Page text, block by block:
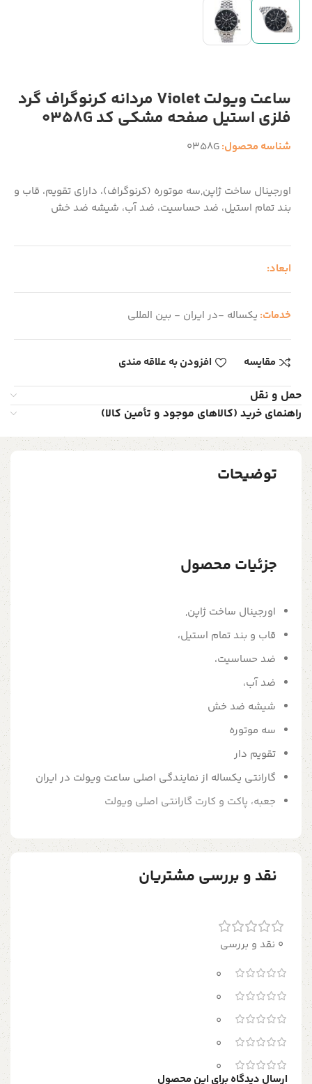
ساعت ویولت Violet مردانه کرنوگراف گرد
فلزی استیل صفحه مشکی کد 0358G
شناسه محصول:0358G
اورجینال ساخت ژاپن,سه موتوره (کرنوگراف)، دارای تقویم، قاب و
بند تمام استیل، ضد حساسیت، ضد آب، شیشه ضد خش
ابعاد:
خدمات: یکساله -در ایران - بین المللی
مقایسه افزودن به علاقه مندی
حمل و نقل
راهنمای خرید (کالاهای موجود و تأمین کالا)
توضیحات
جزئیات محصول
اورجینال ساخت ژاپن,
قاب و بند تمام استیل،
ضد حساسیت،
ضد آب،
شیشه ضد خش
سه موتوره
تقویم دار
گارانتی یکساله از نمایندگی اصلی ساعت ویولت در ایران
جعبه، پاکت و کارت گارانتی اصلی ویولت
نقد و بررسی مشتریان
0 نقد و بررسی
0
0
0
0
0
ارسال دیدگاه برای این محصول